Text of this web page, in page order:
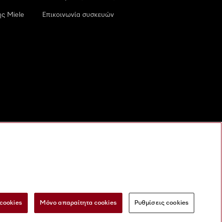
Miele Επικοινωνία συσκευών
ψηφιακές υπηρεσίες Φόρμα Υπαναχώρησης
Μόνο απαραίτητα cookies Ρυθμίσεις cookies